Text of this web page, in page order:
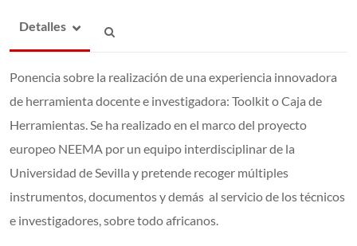
Detalles
Ponencia sobre la realización de una experiencia innovadora
de herramienta docente e investigadora: Toolkit o Caja de
Herramientas. Se ha realizado en el marco del proyecto
europeo NEEMA por un equipo interdisciplinar de la
Universidad de Sevilla y pretende recoger múltiples
instrumentos, documentos y demás al servicio de los técnicos
e investigadores, sobre todo africanos.